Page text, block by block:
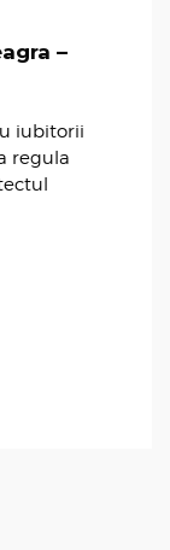
–
iubitorii
regula